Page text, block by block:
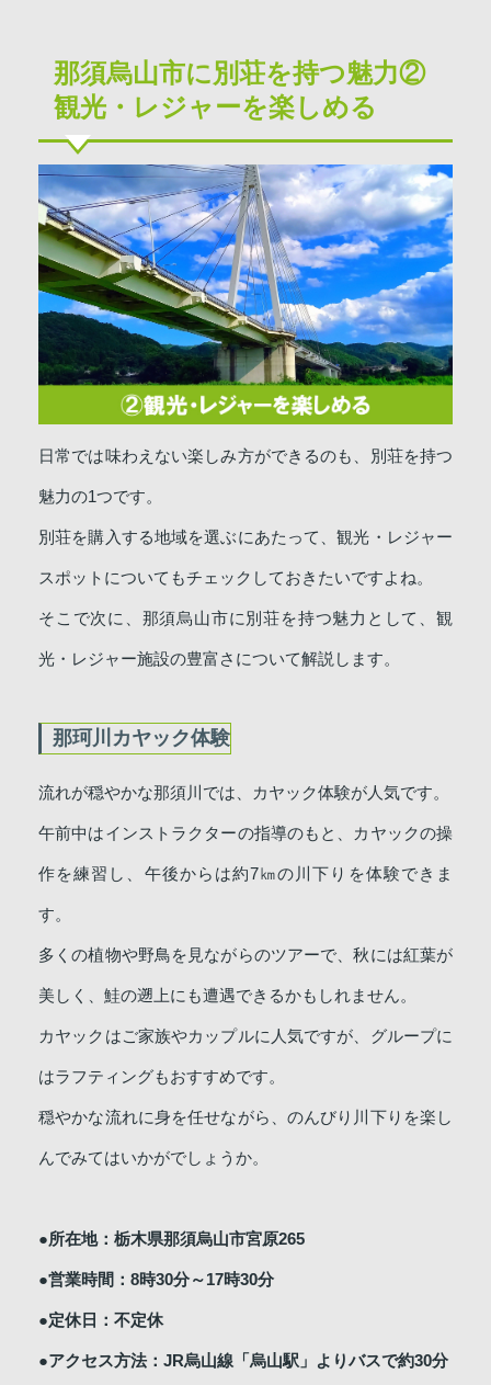
那須烏山市に別荘を持つ魅力②
観光・レジャーを楽しめる
日常では味わえない楽しみ方ができるのも、別荘を持つ
魅力の1つです。
別荘を購入する地域を選ぶにあたって、観光・レジャー
スポットについてもチェックしておきたいですよね。
そこで次に、那須烏山市に別荘を持つ魅力として、観
光・レジャー施設の豊富さについて解説します。
那珂川カヤック体験
流れが穏やかな那須川では、カヤック体験が人気です。
午前中はインストラクターの指導のもと、カヤックの操
作を練習し、午後からは約7㎞の川下りを体験できま
す。
多くの植物や野鳥を見ながらのツアーで、秋には紅葉が
美しく、鮭の遡上にも遭遇できるかもしれません。
カヤックはご家族やカップルに人気ですが、グループに
はラフティングもおすすめです。
穏やかな流れに身を任せながら、のんびり川下りを楽し
んでみてはいかがでしょうか。
●所在地：栃木県那須烏山市宮原265
●営業時間：8時30分～17時30分
●定休日：不定休
●アクセス方法：JR烏山線「烏山駅」よりバスで約30分